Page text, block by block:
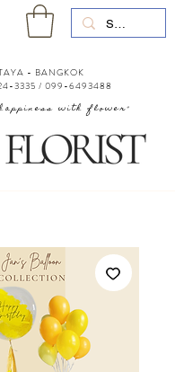
with flower"
- BANGKOK
3335 / 099-6493488